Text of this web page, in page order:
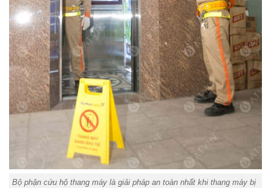
Bộ phận cứu hộ thang máy là giải pháp an toàn nhất khi thang máy bị